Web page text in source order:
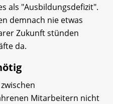
als "Ausbildungsdefizit".
demnach nie etwas
Zukunft stünden
da.
Mitarbeitern nicht